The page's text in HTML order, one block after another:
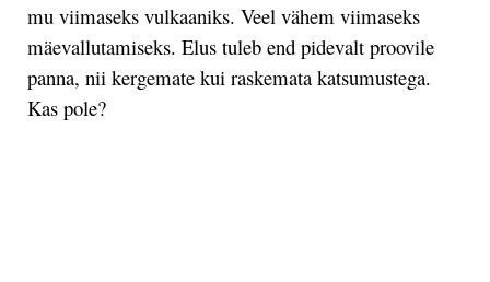
mu viimaseks vulkaaniks. Veel vähem viimaseks
mäevallutamiseks. Elus tuleb end pidevalt proovile
panna, nii kergemate kui raskemata katsumustega.
Kas pole?